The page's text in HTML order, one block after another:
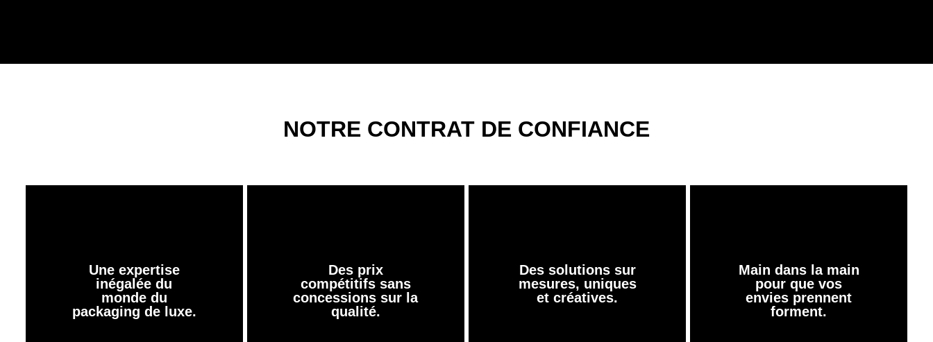
NOTRE CONTRAT DE CONFIANCE
Une expertise
inégalée du
monde du
packaging de luxe.
Des prix
compétitifs sans
concessions sur la
qualité.
Des solutions sur
mesures, uniques
et créatives.
Main dans la main
pour que vos
envies prennent
forment.